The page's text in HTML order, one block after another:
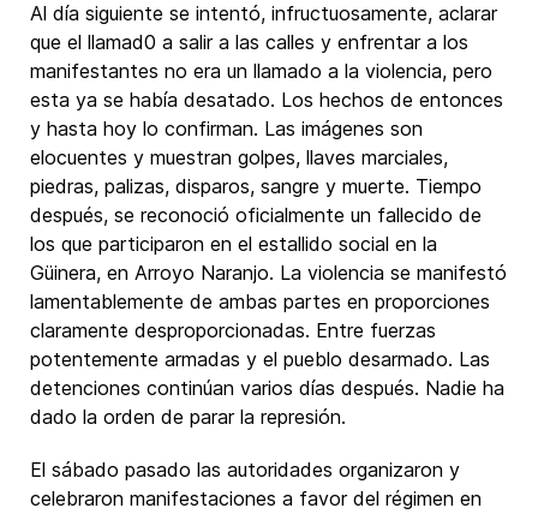
Al día siguiente se intentó, infructuosamente, aclarar
que el llamad0 a salir a las calles y enfrentar a los
manifestantes no era un llamado a la violencia, pero
esta ya se había desatado. Los hechos de entonces
y hasta hoy lo confirman. Las imágenes son
elocuentes y muestran golpes, llaves marciales,
piedras, palizas, disparos, sangre y muerte. Tiempo
después, se reconoció oficialmente un fallecido de
los que participaron en el estallido social en la
Güinera, en Arroyo Naranjo. La violencia se manifestó
lamentablemente de ambas partes en proporciones
claramente desproporcionadas. Entre fuerzas
potentemente armadas y el pueblo desarmado. Las
detenciones continúan varios días después. Nadie ha
dado la orden de parar la represión.
El sábado pasado las autoridades organizaron y
celebraron manifestaciones a favor del régimen en